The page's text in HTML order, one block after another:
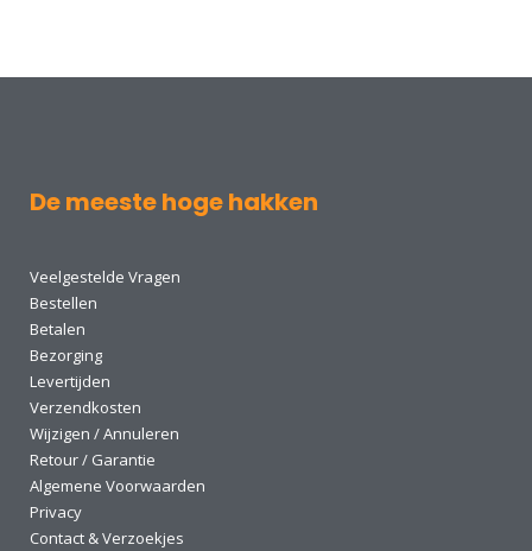
De meeste hoge hakken
Veelgestelde Vragen
Bestellen
Betalen
Bezorging
Levertijden
Verzendkosten
Wijzigen / Annuleren
Retour / Garantie
Algemene Voorwaarden
Privacy
Contact & Verzoekjes